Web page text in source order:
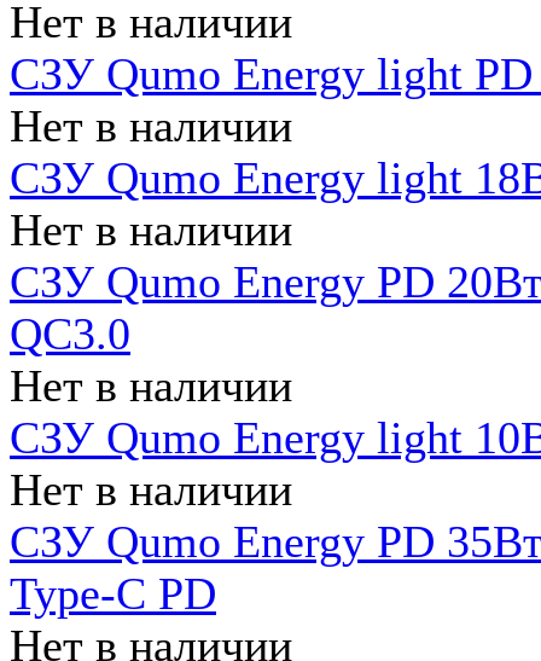
Нет в наличии
СЗУ Qumo Energy light
Нет в наличии
СЗУ Qumo Energy light
Нет в наличии
СЗУ Qumo Energy PD
QC3.0
Нет в наличии
СЗУ Qumo Energy light
Нет в наличии
СЗУ Qumo Energy PD
Type-C PD
Нет в наличии